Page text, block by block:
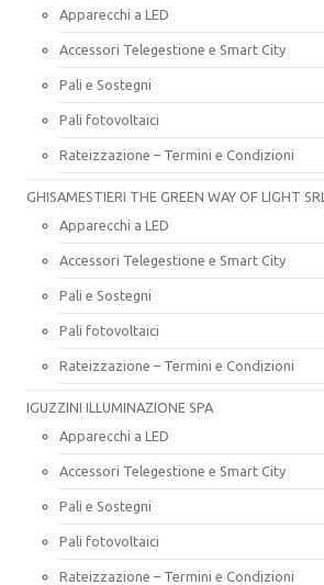
Apparecchi a LED
Accessori Telegestione e Smart City
Pali e Sostegni
Pali fotovoltaici
Rateizzazione – Termini e Condizioni
GHISAMESTIERI THE GREEN WAY OF LIGHT SRL
Apparecchi a LED
Accessori Telegestione e Smart City
Pali e Sostegni
Pali fotovoltaici
Rateizzazione – Termini e Condizioni
IGUZZINI ILLUMINAZIONE SPA
Apparecchi a LED
Accessori Telegestione e Smart City
Pali e Sostegni
Pali fotovoltaici
Rateizzazione – Termini e Condizioni